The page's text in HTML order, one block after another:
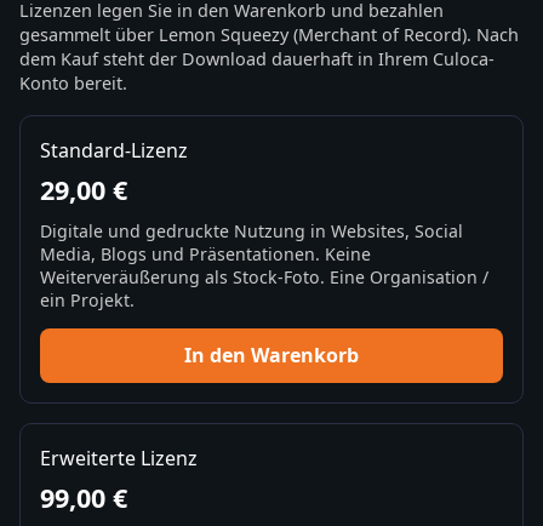
Lizenzen legen Sie in den Warenkorb und bezahlen
gesammelt über Lemon Squeezy (Merchant of Record). Nach
dem Kauf steht der Download dauerhaft in Ihrem Culoca-
Konto bereit.
Standard-Lizenz
29,00 €
Digitale und gedruckte Nutzung in Websites, Social
Media, Blogs und Präsentationen. Keine
Weiterveräußerung als Stock-Foto. Eine Organisation /
ein Projekt.
In den Warenkorb
Erweiterte Lizenz
99,00 €